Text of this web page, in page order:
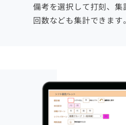
備考を選択して打刻、
回数なども集計できます。